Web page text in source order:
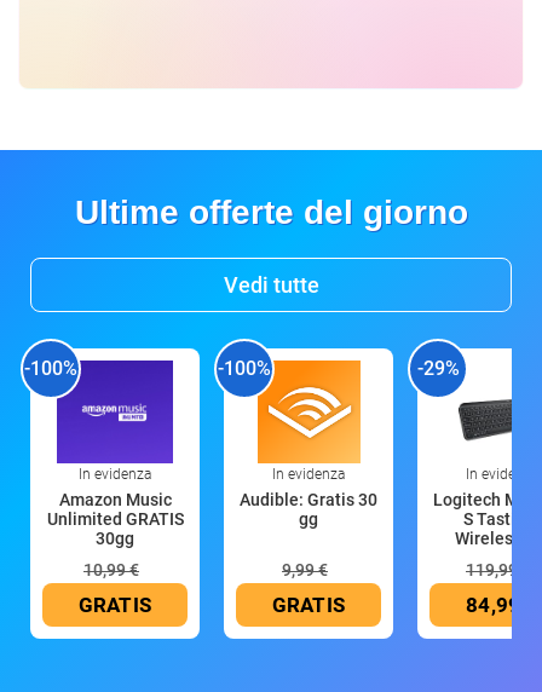
Ultime offerte del giorno
Vedi tutte
-100%
In evidenza
Amazon Music
Unlimited GRATIS
30gg
10,99 €
GRATIS
-100%
In evidenza
Audible: Gratis 30
gg
9,99 €
GRATIS
-29%
In evidenza
Logitech MX
S Tastiera
Wireless
119,99 €
84,99 €